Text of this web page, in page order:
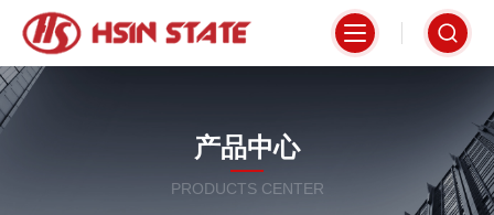
产品中心
PRODUCTS CENTER